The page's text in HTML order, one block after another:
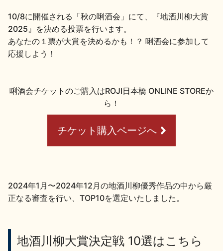
日本酒の楽しみ方特集
10/8に開催される「秋の唎酒会」にて、『地酒川柳大賞
2025』を決める投票を行います。
あなたの１票が大賞を決めるかも！？ 唎酒会に参加して
応援しよう！
唎酒会チケットのご購入はROJI日本橋 ONLINE STOREか
ら！
チケット購入ページへ
2024年1月〜2024年12月の地酒川柳優秀作品の中から厳
正なる審査を行い、TOP10を選定いたしました。
地酒川柳大賞決定戦 10選はこちら